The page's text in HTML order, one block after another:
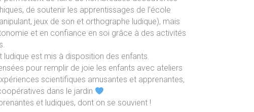
STAGE VACANCES 4 ANS À 9 ANS
de soutenir les apprentissages de l’école
jeux de son et orthographe ludique), mais
et en confiance en soi grâce à des activités
ludique est mis à disposition des enfants.
pour remplir de joie les enfants avec ateliers
scientifiques amusantes et apprenantes,
dans le jardin
et ludiques, dont on se souvient !